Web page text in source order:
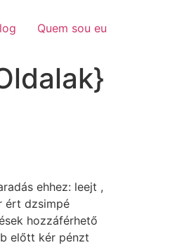
Quem sou eu
ehhez: leejt ,
ért dzsimpé
hozzáférhető
előtt kér pénzt